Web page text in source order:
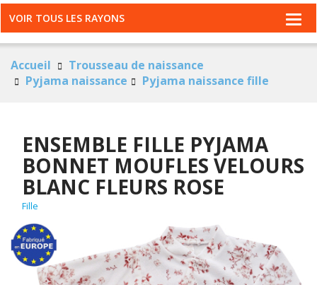
VOIR TOUS LES RAYONS
Accueil
Trousseau de naissance
Pyjama naissance
Pyjama naissance fille
ENSEMBLE FILLE PYJAMA
BONNET MOUFLES VELOURS
BLANC FLEURS ROSE
Fille